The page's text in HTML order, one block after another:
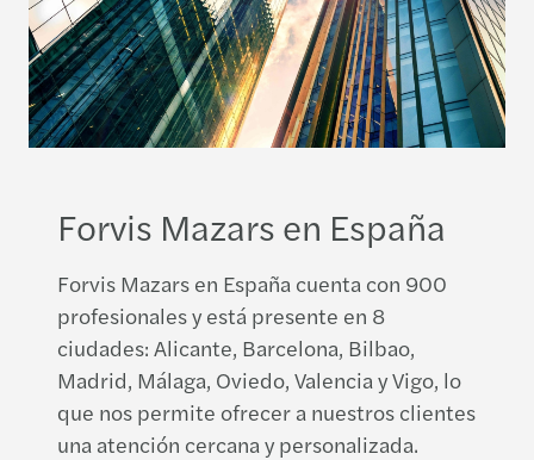
Forvis Mazars en España
Forvis Mazars en España cuenta con 900
profesionales y está presente en 8
ciudades: Alicante, Barcelona, Bilbao,
Madrid, Málaga, Oviedo, Valencia y Vigo, lo
que nos permite ofrecer a nuestros clientes
una atención cercana y personalizada.